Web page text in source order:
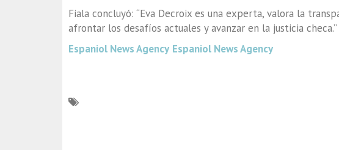
Fiala concluyó: “Eva Decroix es una experta, valora la
afrontar los desafíos actuales y avanzar en la justicia checa.”
Espaniol News Agency Espaniol News Agency